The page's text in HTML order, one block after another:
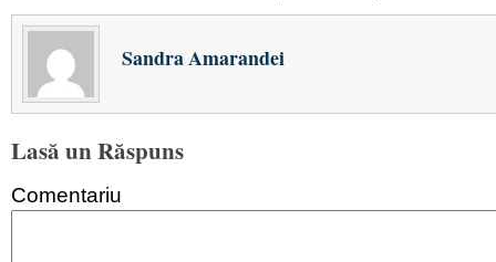
Sandra Amarandei
Lasă un Răspuns
Comentariu